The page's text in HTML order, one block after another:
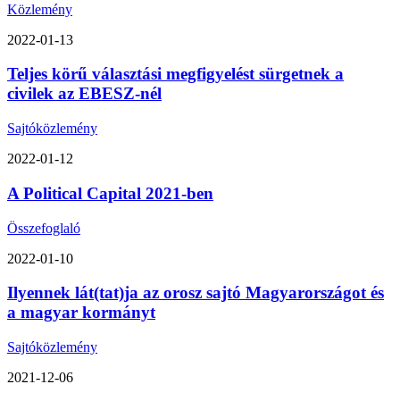
Közlemény
2022-01-13
Teljes körű választási megfigyelést sürgetnek a
civilek az EBESZ-nél
Sajtóközlemény
2022-01-12
A Political Capital 2021-ben
Összefoglaló
2022-01-10
Ilyennek lát(tat)ja az orosz sajtó Magyarországot és
a magyar kormányt
Sajtóközlemény
2021-12-06